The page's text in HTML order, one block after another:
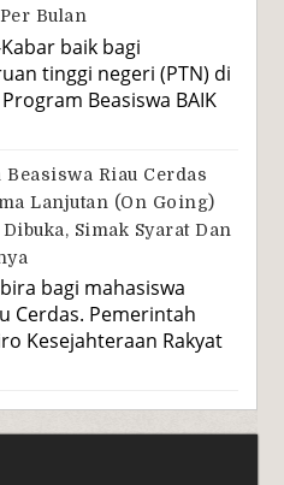
Bulan
baik bagi
tinggi negeri (PTN) di
Beasiswa BAIK
Riau Cerdas
Lanjutan (On Going)
Simak Syarat Dan
bagi mahasiswa
Cerdas. Pemerintah
Kesejahteraan Rakyat